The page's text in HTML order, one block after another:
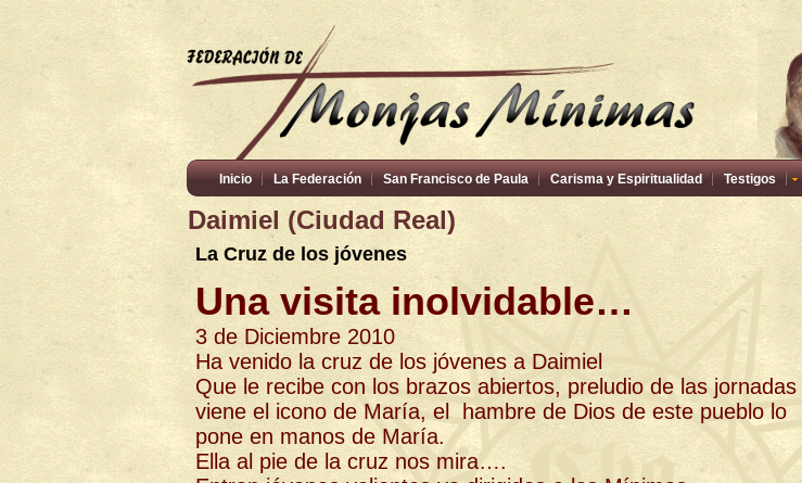
Inicio La Federación San Francisco de Paula Carisma y Espiritualidad Testigos
Daimiel (Ciudad Real)
La Cruz de los jóvenes
Una visita inolvidable…
3 de Diciembre 2010
Ha venido la cruz de los jóvenes a Daimiel
Que le recibe con los brazos abiertos, preludio de las jornadas
viene el icono de María, el hambre de Dios de este pueblo lo
pone en manos de María.
Ella al pie de la cruz nos mira….